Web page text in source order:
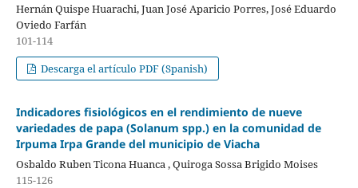
Hernán Quispe Huarachi, Juan José Aparicio Porres, José Eduardo
Oviedo Farfán
101-114
Descarga el artículo PDF (Spanish)
Indicadores fisiológicos en el rendimiento de nueve
variedades de papa (Solanum spp.) en la comunidad de
Irpuma Irpa Grande del municipio de Viacha
Osbaldo Ruben Ticona Huanca , Quiroga Sossa Brigido Moises
115-126